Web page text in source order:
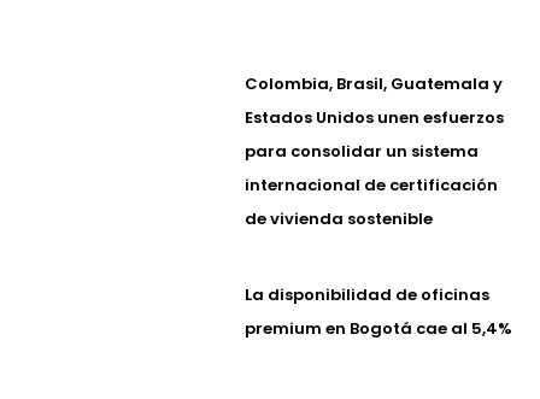
Colombia, Brasil, Guatemala y
Estados Unidos unen esfuerzos
para consolidar un sistema
internacional de certificación
de vivienda sostenible
La disponibilidad de oficinas
premium en Bogotá cae al 5,4%